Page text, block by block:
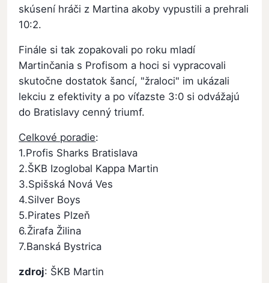
skúsení hráči z Martina akoby vypustili a prehrali
10:2.
Finále si tak zopakovali po roku mladí
Martinčania s Profisom a hoci si vypracovali
skutočne dostatok šancí, "žraloci" im ukázali
lekciu z efektivity a po víťazste 3:0 si odvážajú
do Bratislavy cenný triumf.
Celkové poradie:
1.Profis Sharks Bratislava
2.ŠKB Izoglobal Kappa Martin
3.Spišská Nová Ves
4.Silver Boys
5.Pirates Plzeň
6.Žirafa Žilina
7.Banská Bystrica
zdroj: ŠKB Martin